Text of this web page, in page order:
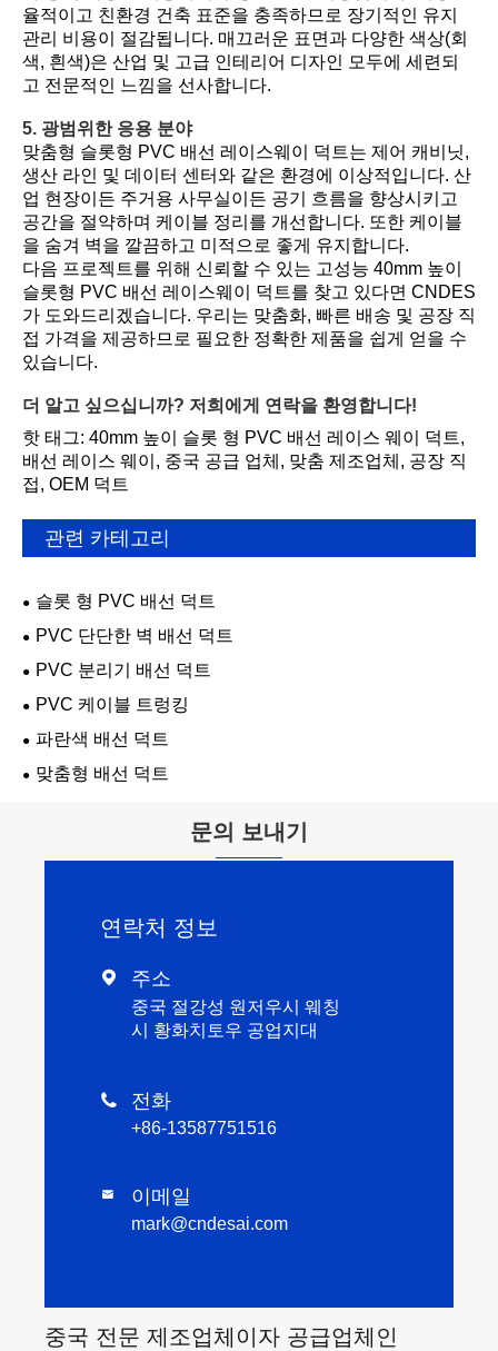
율적이고 친환경 건축 표준을 충족하므로 장기적인 유지
관리 비용이 절감됩니다. 매끄러운 표면과 다양한 색상(회
색, 흰색)은 산업 및 고급 인테리어 디자인 모두에 세련되
고 전문적인 느낌을 선사합니다.
5. 광범위한 응용 분야
맞춤형 슬롯형 PVC 배선 레이스웨이 덕트는 제어 캐비닛,
생산 라인 및 데이터 센터와 같은 환경에 이상적입니다. 산
업 현장이든 주거용 사무실이든 공기 흐름을 향상시키고
공간을 절약하며 케이블 정리를 개선합니다. 또한 케이블
을 숨겨 벽을 깔끔하고 미적으로 좋게 유지합니다.
다음 프로젝트를 위해 신뢰할 수 있는 고성능 40mm 높이
슬롯형 PVC 배선 레이스웨이 덕트를 찾고 있다면 CNDES
가 도와드리겠습니다. 우리는 맞춤화, 빠른 배송 및 공장 직
접 가격을 제공하므로 필요한 정확한 제품을 쉽게 얻을 수
있습니다.
더 알고 싶으십니까? 저희에게 연락을 환영합니다!
핫 태그: 40mm 높이 슬롯 형 PVC 배선 레이스 웨이 덕트,
배선 레이스 웨이, 중국 공급 업체, 맞춤 제조업체, 공장 직
접, OEM 덕트
관련 카테고리
슬롯 형 PVC 배선 덕트
PVC 단단한 벽 배선 덕트
PVC 분리기 배선 덕트
PVC 케이블 트렁킹
파란색 배선 덕트
맞춤형 배선 덕트
문의 보내기
연락처 정보
 주소
중국 절강성 원저우시 웨칭
시 황화치토우 공업지대
 전화
+86-13587751516
 이메일
mark@cndesai.com
중국 전문 제조업체이자 공급업체인